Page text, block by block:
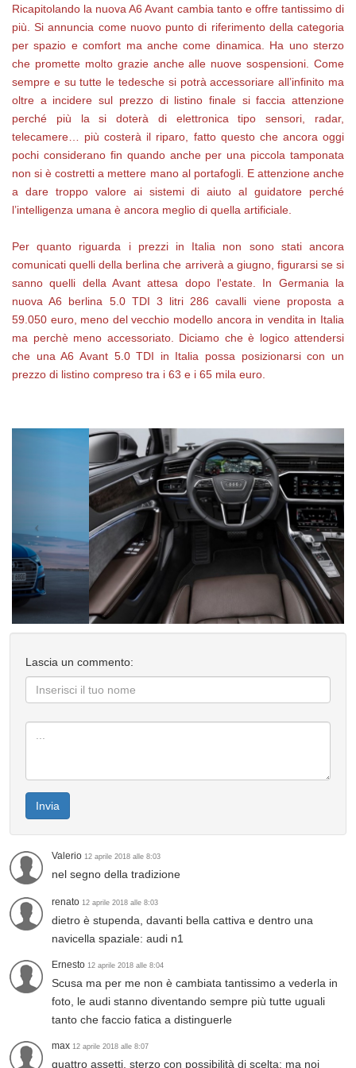
Ricapitolando la nuova A6 Avant cambia tanto e offre tantissimo di
più. Si annuncia come nuovo punto di riferimento della categoria
per spazio e comfort ma anche come dinamica. Ha uno sterzo
che promette molto grazie anche alle nuove sospensioni. Come
sempre e su tutte le tedesche si potrà accessoriare all’infinito ma
oltre a incidere sul prezzo di listino finale si faccia attenzione
perché più la si doterà di elettronica tipo sensori, radar,
telecamere… più costerà il riparo, fatto questo che ancora oggi
pochi considerano fin quando anche per una piccola tamponata
non si è costretti a mettere mano al portafogli. E attenzione anche
a dare troppo valore ai sistemi di aiuto al guidatore perché
l’intelligenza umana è ancora meglio di quella artificiale.
Per quanto riguarda i prezzi in Italia non sono stati ancora
comunicati quelli della berlina che arriverà a giugno, figurarsi se si
sanno quelli della Avant attesa dopo l'estate. In Germania la
nuova A6 berlina 5.0 TDI 3 litri 286 cavalli viene proposta a
59.050 euro, meno del vecchio modello ancora in vendita in Italia
ma perchè meno accessoriato. Diciamo che è logico attendersi
che una A6 Avant 5.0 TDI in Italia possa posizionarsi con un
prezzo di listino compreso tra i 63 e i 65 mila euro.
Lascia un commento:
Invia
Valerio 12 aprile 2018 alle 8:03
nel segno della tradizione
renato 12 aprile 2018 alle 8:03
dietro è stupenda, davanti bella cattiva e dentro una
navicella spaziale: audi n1
Ernesto 12 aprile 2018 alle 8:04
Scusa ma per me non è cambiata tantissimo a vederla in
foto, le audi stanno diventando sempre più tutte uguali
tanto che faccio fatica a distinguerle
max 12 aprile 2018 alle 8:07
quattro assetti, sterzo con possibilità di scelta: ma noi